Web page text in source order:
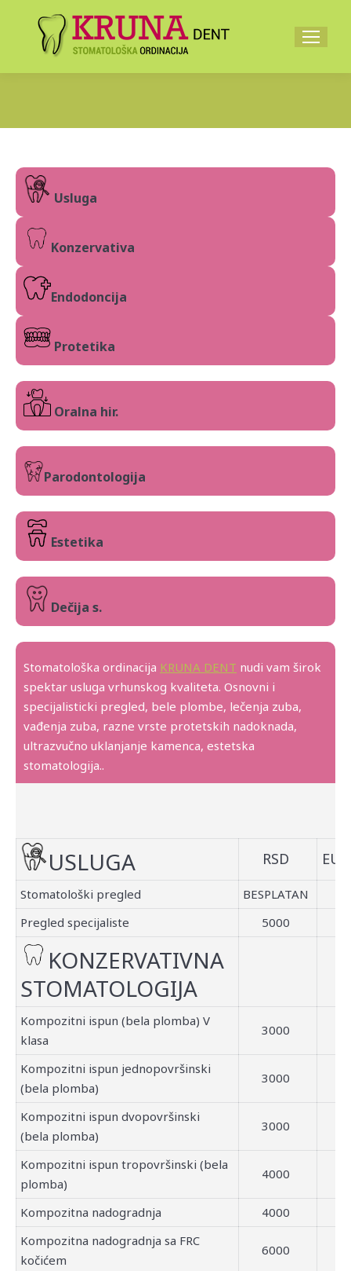
Usluga
Konzervativa
Endodoncija
Protetika
Oralna hir.
Parodontologija
Estetika
Dečija s.
Stomatološka ordinacija KRUNA DENT nudi vam širok
spektar usluga vrhunskog kvaliteta. Osnovni i
specijalisticki pregled, bele plombe, lečenja zuba,
vađenja zuba, razne vrste protetskih nadoknada,
ultrazvučno uklanjanje kamenca, estetska
stomatologija..
USLUGA RSD EUR
Stomatološki pregled
BESPLATAN
Pregled specijaliste
5000
KONZERVATIVNA
STOMATOLOGIJA
Kompozitni ispun (bela plomba) V
klasa
3000
Kompozitni ispun jednopovršinski
(bela plomba)
3000
Kompozitni ispun dvopovršinski
(bela plomba)
3000
Kompozitni ispun tropovršinski (bela
plomba)
4000
Kompozitna nadogradnja
4000
Kompozitna nadogradnja sa FRC
kočićem
6000